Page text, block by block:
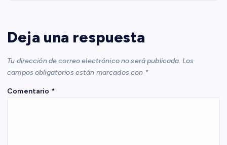
a
c
i
ó
Deja una respuesta
Tu dirección de correo electrónico no será publicada. Los
campos obligatorios están marcados con *
Comentario *